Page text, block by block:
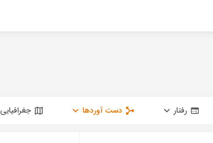
رفتار دست آوردها جغرافیایی